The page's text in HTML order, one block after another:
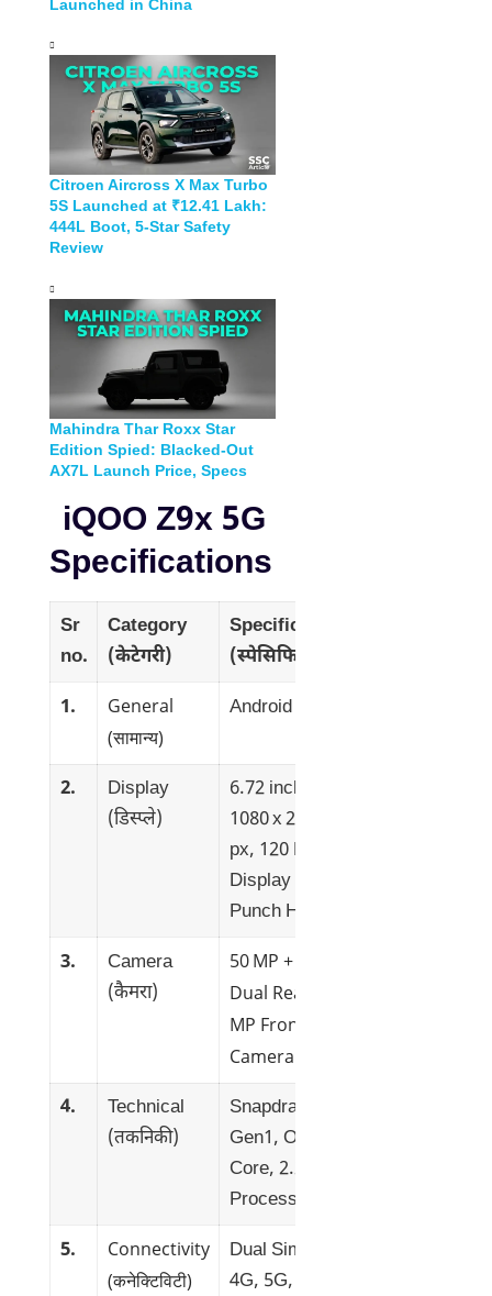
Launched in China
Citroen Aircross X Max Turbo
5S Launched at ₹12.41 Lakh:
444L Boot, 5-Star Safety
Review
Mahindra Thar Roxx Star
Edition Spied: Blacked-Out
AX7L Launch Price, Specs
iQOO Z9x 5G
Specifications
Sr
no.
Category
(केटेगरी)
Specification
(स्पेसिफिकेशन)
1.
General
(सामान्य)
Android v14
2.
Display
(डिस्प्ले)
6.72 inches,
1080 x 2408
px, 120 Hz
Display with
Punch Hole
3.
Camera
(कैमरा)
50 MP + 2 MP
Dual Rear & 8
MP Front
Camera
4.
Technical
(तकनिकी)
Snapdragon 6
Gen1, Octa
Core, 2.2 GHz
Processor
5.
Connectivity
(कनेक्टिविटी)
Dual Sim, 3G,
4G, 5G,